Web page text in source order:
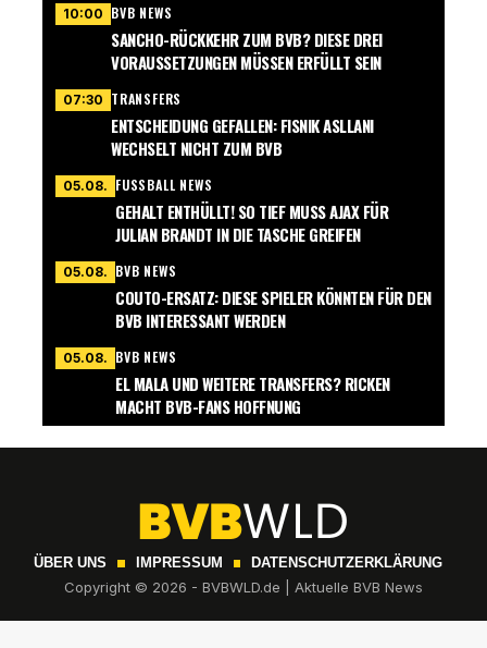
10:00 BVB NEWS
SANCHO-RÜCKKEHR ZUM BVB? DIESE DREI
VORAUSSETZUNGEN MÜSSEN ERFÜLLT SEIN
07:30 TRANSFERS
ENTSCHEIDUNG GEFALLEN: FISNIK ASLLANI
WECHSELT NICHT ZUM BVB
05.08. FUSSBALL NEWS
GEHALT ENTHÜLLT! SO TIEF MUSS AJAX FÜR
JULIAN BRANDT IN DIE TASCHE GREIFEN
05.08. BVB NEWS
COUTO-ERSATZ: DIESE SPIELER KÖNNTEN FÜR DEN
BVB INTERESSANT WERDEN
05.08. BVB NEWS
EL MALA UND WEITERE TRANSFERS? RICKEN
MACHT BVB-FANS HOFFNUNG
ÜBER UNS IMPRESSUM DATENSCHUTZERKLÄRUNG
Copyright © 2026 - BVBWLD.de | Aktuelle BVB News